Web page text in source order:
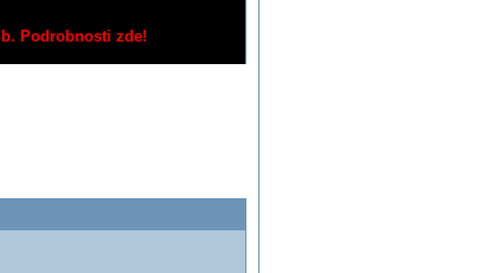
Podrobnosti zde!